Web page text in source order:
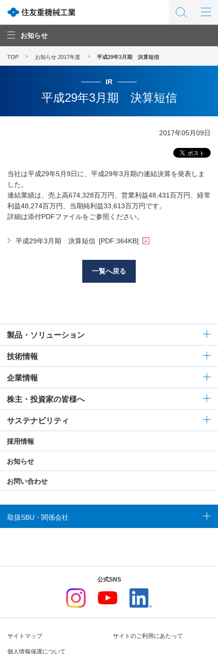
お知らせ
TOP お知らせ 2017年度 平成29年3月期 決算短信
IR
平成29年3月期 決算短信
2017年05月09日
当社は平成29年5月9日に、平成29年3月期の連結決算を発表しま
した。
連結業績は、売上高674,328百万円、営業利益48,431百万円、経常
利益48,274百万円、当期純利益33,613百万円です。
詳細は添付PDFファイルをご参照ください。
平成29年3月期 決算短信 [PDF:364KB]
一覧へ戻る
製品・ソリューション
技術情報
企業情報
株主・投資家の皆様へ
サステナビリティ
採用情報
お知らせ
お問い合わせ
取扱SBU・関係会社
公式SNS
サイトマップ サイトのご利用にあたって
個人情報保護について